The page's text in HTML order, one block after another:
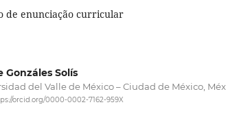
de enunciação curricular
Gonzáles Solís
del Valle de México – Ciudad de México,
orcid.org/0000-0002-7162-959X